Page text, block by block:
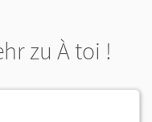
zu À toi !